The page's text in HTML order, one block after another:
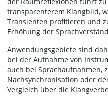
transparenterem Klangbild,
Transienten profitieren und
Erhöhung der
Anwendungsgebiete sind
bei der Aufnahme von
auch bei Sprachaufnahmen,
Nachsynchronisation oder
Vergleich über die